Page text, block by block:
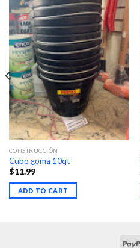
CONSTRUCCIÓN
Cubo goma 10qt
$11.99
ADD TO CART